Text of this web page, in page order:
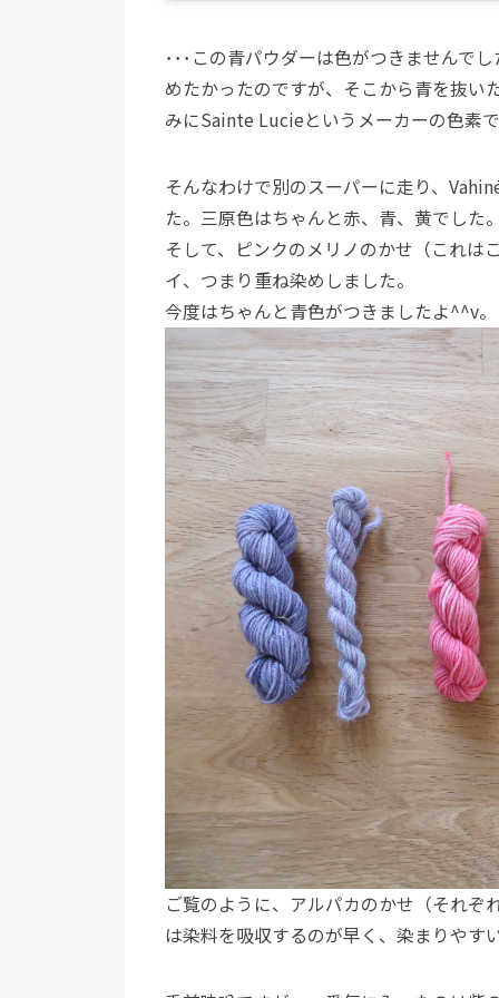
･･･この青パウダーは色がつきませんで
めたかったのですが、そこから青を抜い
みにSainte Lucieというメーカーの色素
そんなわけで別のスーパーに走り、
た。三原色はちゃんと赤、青、黄でした
そして、ピンクのメリノのかせ（これは
イ、つまり重ね染めしました。
今度はちゃんと青色がつきましたよ^^v。
ご覧のように、アルパカのかせ（それぞ
は染料を吸収するのが早く、染まりやす